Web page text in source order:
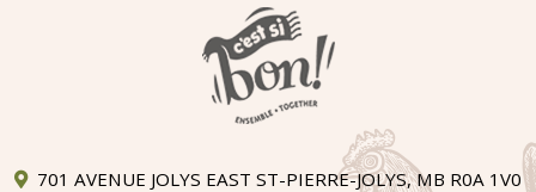
701 AVENUE JOLYS EAST ST-PIERRE-JOLYS, MB R0A 1V0